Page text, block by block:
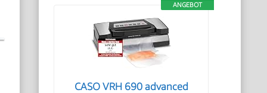
ANGEBOT
CASO VRH 690 advanced